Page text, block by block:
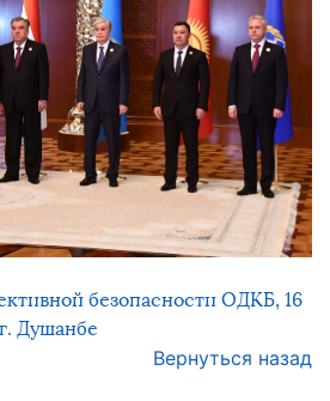
безопасности ОДКБ, 16
Душанбе
Вернуться назад